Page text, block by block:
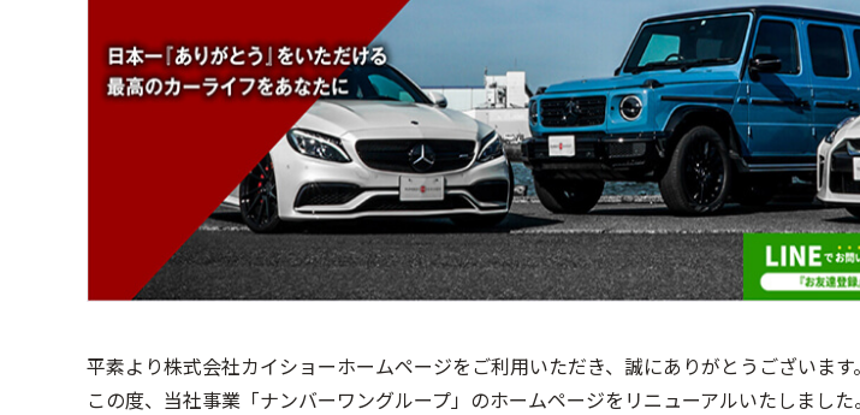
平素より株式会社カイショーホームページをご利用いただき、誠にありがとうございます。
この度、当社事業「ナンバーワングループ」のホームページをリニューアルいたしました。